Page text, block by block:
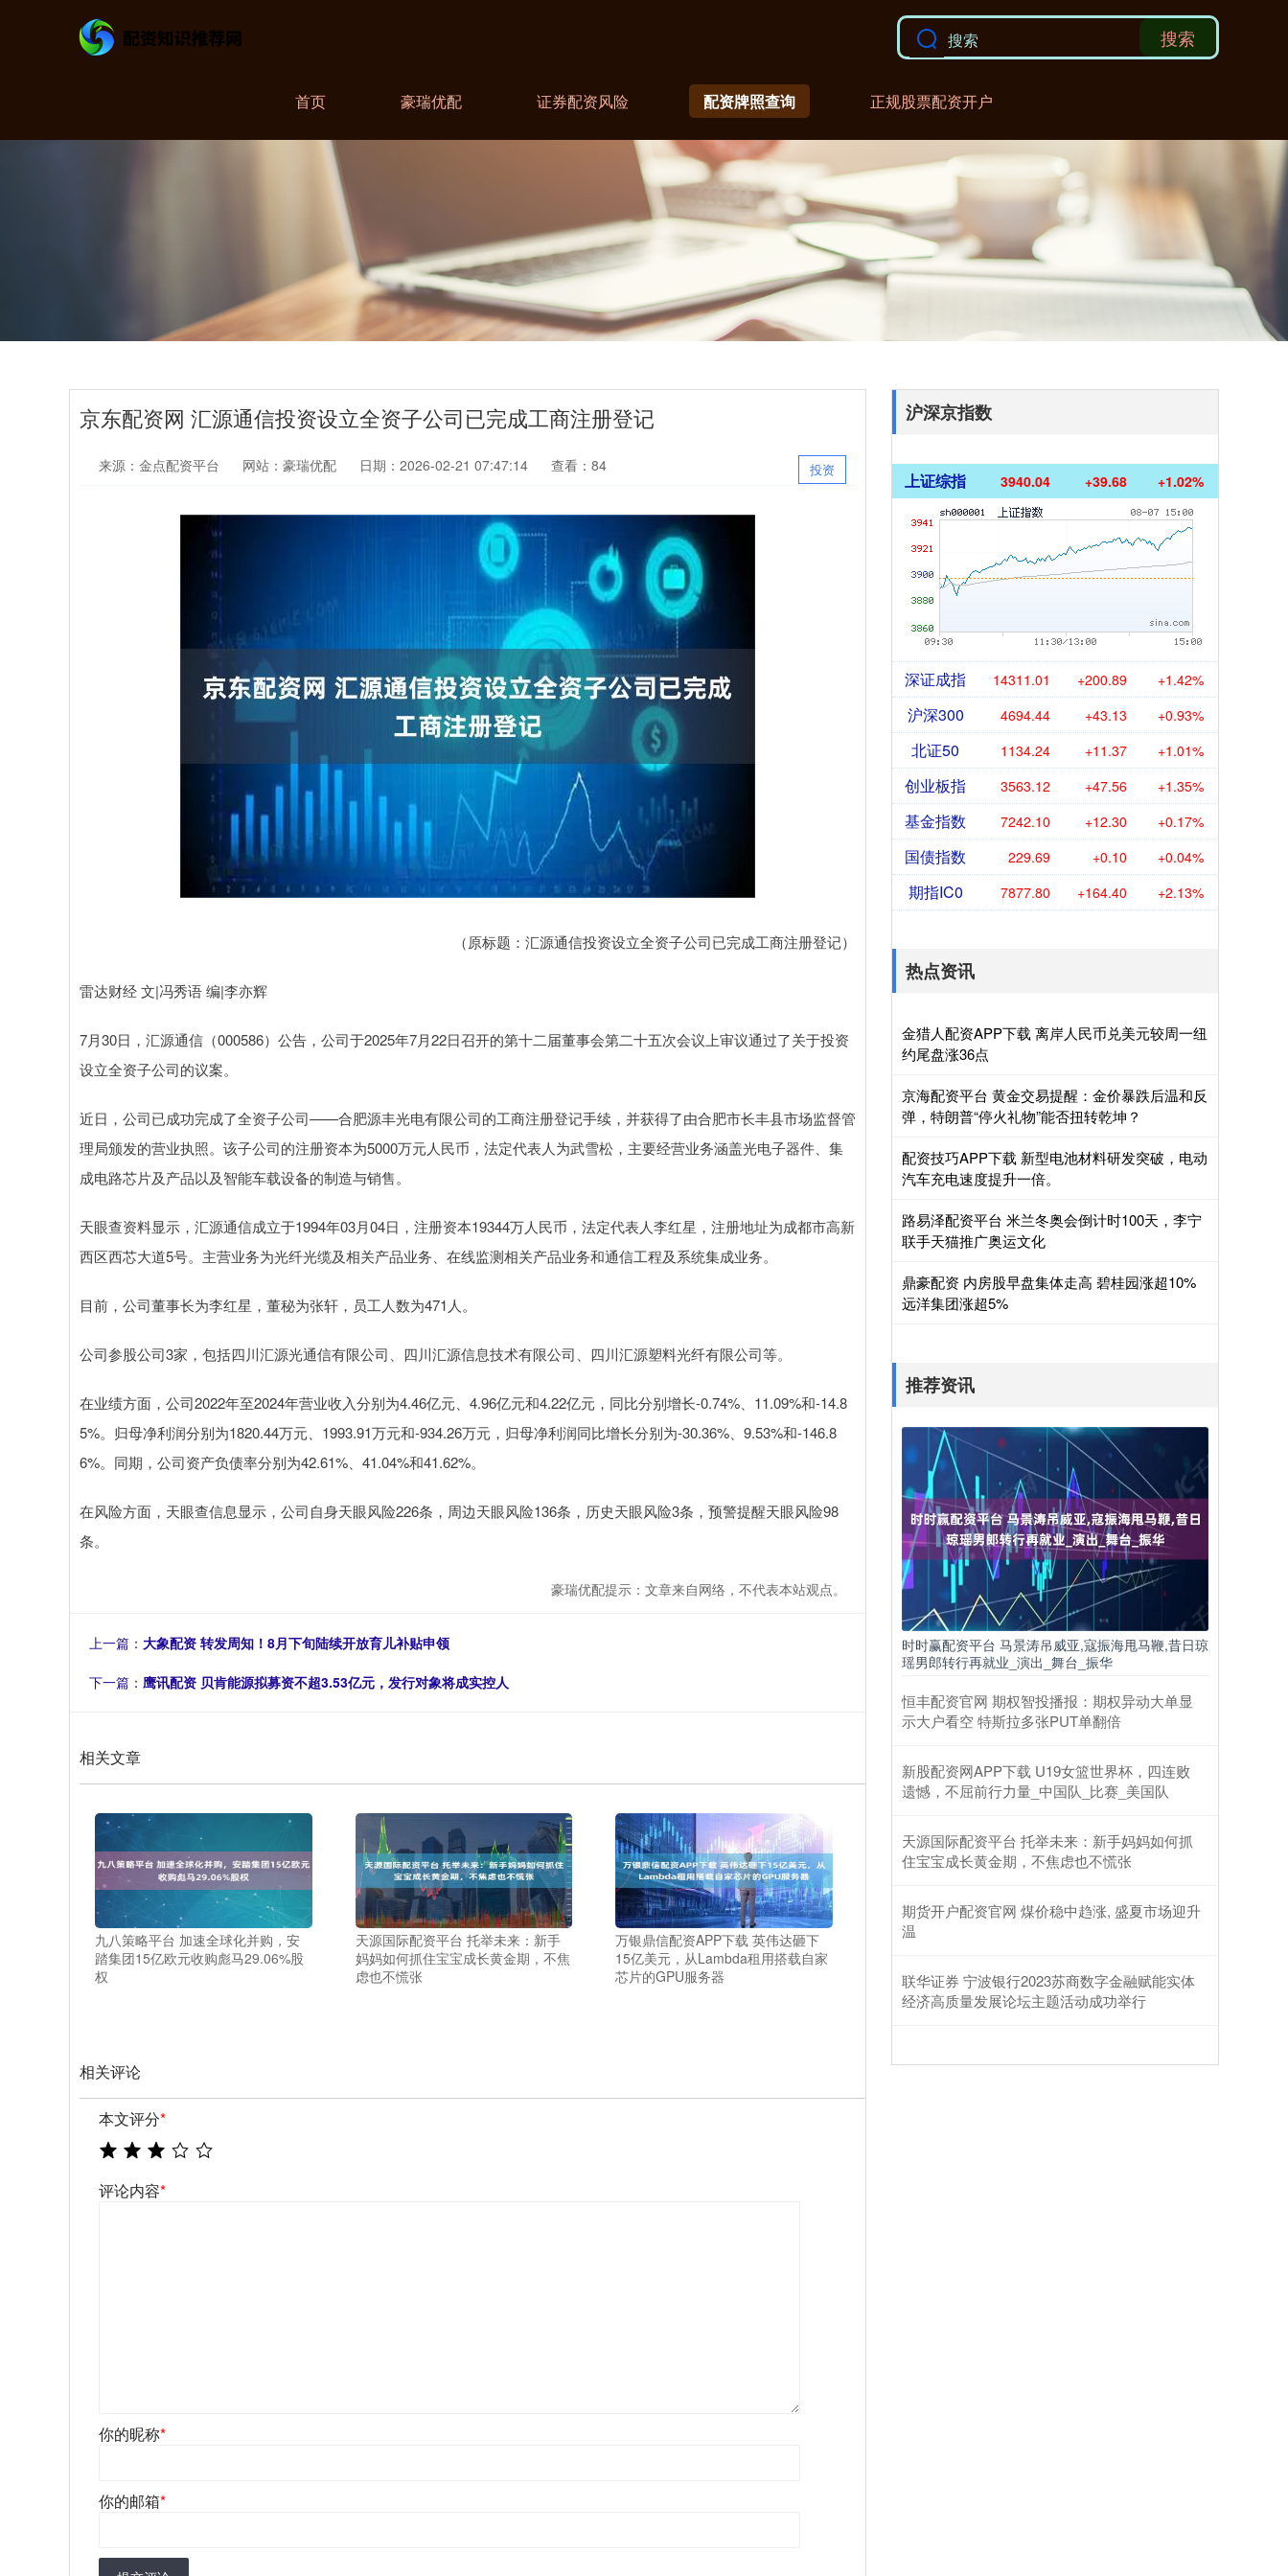
搜索
首页 豪瑞优配 证券配资风险 配资牌照查询 正规股票配资开户
京东配资网 汇源通信投资设立全资子公司已完成工商注册登记
投资
来源：金点配资平台 网站：豪瑞优配 日期：2026-02-21 07:47:14 查看：84
（原标题：汇源通信投资设立全资子公司已完成工商注册登记）
雷达财经 文|冯秀语 编|李亦辉
7月30日，汇源通信（000586）公告，公司于2025年7月22日召开的第十二届董事会第二十五次会议上审议通过了关于投资
设立全资子公司的议案。
近日，公司已成功完成了全资子公司——合肥源丰光电有限公司的工商注册登记手续，并获得了由合肥市长丰县市场监督管
理局颁发的营业执照。该子公司的注册资本为5000万元人民币，法定代表人为武雪松，主要经营业务涵盖光电子器件、集
成电路芯片及产品以及智能车载设备的制造与销售。
天眼查资料显示，汇源通信成立于1994年03月04日，注册资本19344万人民币，法定代表人李红星，注册地址为成都市高新
西区西芯大道5号。主营业务为光纤光缆及相关产品业务、在线监测相关产品业务和通信工程及系统集成业务。
目前，公司董事长为李红星，董秘为张轩，员工人数为471人。
公司参股公司3家，包括四川汇源光通信有限公司、四川汇源信息技术有限公司、四川汇源塑料光纤有限公司等。
在业绩方面，公司2022年至2024年营业收入分别为4.46亿元、4.96亿元和4.22亿元，同比分别增长-0.74%、11.09%和-14.8
5%。归母净利润分别为1820.44万元、1993.91万元和-934.26万元，归母净利润同比增长分别为-30.36%、9.53%和-146.8
6%。同期，公司资产负债率分别为42.61%、41.04%和41.62%。
在风险方面，天眼查信息显示，公司自身天眼风险226条，周边天眼风险136条，历史天眼风险3条，预警提醒天眼风险98
条。
豪瑞优配提示：文章来自网络，不代表本站观点。
上一篇： 大象配资 转发周知！8月下旬陆续开放育儿补贴申领
下一篇： 鹰讯配资 贝肯能源拟募资不超3.53亿元，发行对象将成实控人
相关文章
九八策略平台 加速全球化并购，安
踏集团15亿欧元收购彪马29.06%股
权
天源国际配资平台 托举未来：新手
妈妈如何抓住宝宝成长黄金期，不焦
虑也不慌张
万银鼎信配资APP下载 英伟达砸下
15亿美元，从Lambda租用搭载自家
芯片的GPU服务器
相关评论
本文评分*
评论内容*
你的昵称*
你的邮箱*
沪深京指数
上证综指 3940.04 +39.68 +1.02%
深证成指 14311.01 +200.89 +1.42%
沪深300 4694.44 +43.13 +0.93%
北证50 1134.24 +11.37 +1.01%
创业板指 3563.12 +47.56 +1.35%
基金指数 7242.10 +12.30 +0.17%
国债指数 229.69 +0.10 +0.04%
期指IC0 7877.80 +164.40 +2.13%
热点资讯
金猎人配资APP下载 离岸人民币兑美元较周一纽
约尾盘涨36点
京海配资平台 黄金交易提醒：金价暴跌后温和反
弹，特朗普“停火礼物”能否扭转乾坤？
配资技巧APP下载 新型电池材料研发突破，电动
汽车充电速度提升一倍。
路易泽配资平台 米兰冬奥会倒计时100天，李宁
联手天猫推广奥运文化
鼎豪配资 内房股早盘集体走高 碧桂园涨超10%
远洋集团涨超5%
推荐资讯
时时赢配资平台 马景涛吊威亚,寇振海甩马鞭,昔日琼
瑶男郎转行再就业_演出_舞台_振华
恒丰配资官网 期权智投播报：期权异动大单显
示大户看空 特斯拉多张PUT单翻倍
新股配资网APP下载 U19女篮世界杯，四连败
遗憾，不屈前行力量_中国队_比赛_美国队
天源国际配资平台 托举未来：新手妈妈如何抓
住宝宝成长黄金期，不焦虑也不慌张
期货开户配资官网 煤价稳中趋涨, 盛夏市场迎升
温
联华证券 宁波银行2023苏商数字金融赋能实体
经济高质量发展论坛主题活动成功举行